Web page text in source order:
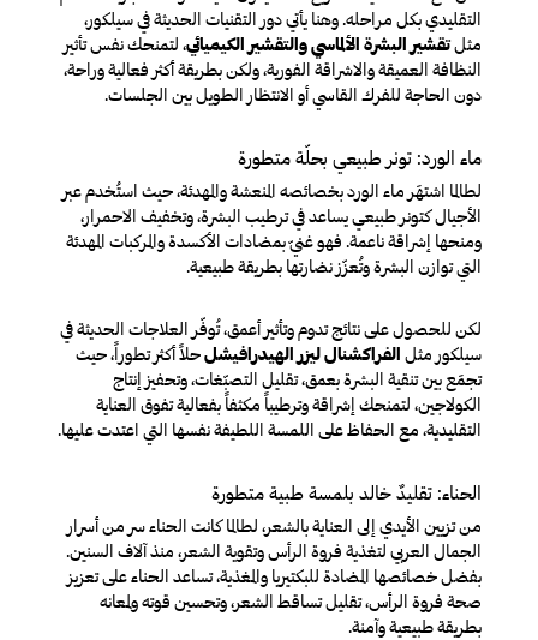
التقليدي بكل مراحله. وهنا يأتي دور التقنيات الحديثة في سيلكور،
مثلتقشير البشرة الألماسي والتقشير الكيميائي، لتمنحك نفس تأثير
النظافة العميقة والاشراقة الفورية، ولكن بطريقة أكثر فعالية وراحة،
دون الحاجة للفرك القاسي أو الانتظار الطويل بين الجلسات.
ماء الورد: تونر طبيعي بحلّة متطورة
لطالما اشتهَر ماء الورد بخصائصه المنعشة والمهدئة، حيث استُخدم عبر
الأجيال كتونر طبيعي يساعد في ترطيب البشرة، وتخفيف الاحمرار،
ومنحها إشراقة ناعمة. فهو غنيّ بمضادات الأكسدة والمركبات المهدئة
التي توازن البشرة وتُعزّز نضارتها بطريقة طبيعية.
لكن للحصول على نتائج تدوم وتأثير أعمق، تُوفّر العلاجات الحديثة في
سيلكور مثلالفراكشنال ليزر الهيدرافيشلحلاً أكثر تطوراً، حيث
تجمَع بين تنقية البشرة بعمق، تقليل التصبّغات، وتحفيز إنتاج
الكولاجين، لتمنحك إشراقة وترطيباً مكثفاً بفعالية تفوق العناية
التقليدية، مع الحفاظ على اللمسة اللطيفة نفسها التي اعتدت عليها.
الحناء: تقليدٌ خالد بلمسة طبية متطورة
من تزيين الأيدي إلى العناية بالشعر، لطالما كانت الحناء سر من أسرار
الجمال العربي لتغذية فروة الرأس وتقوية الشعر، منذ آلاف السنين.
بفضل خصائصها المضادة للبكتيريا والمغذية، تساعد الحناء على تعزيز
صحة فروة الرأس، تقليل تساقط الشعر، وتحسين قوته ولمعانه
بطريقة طبيعية وآمنة.